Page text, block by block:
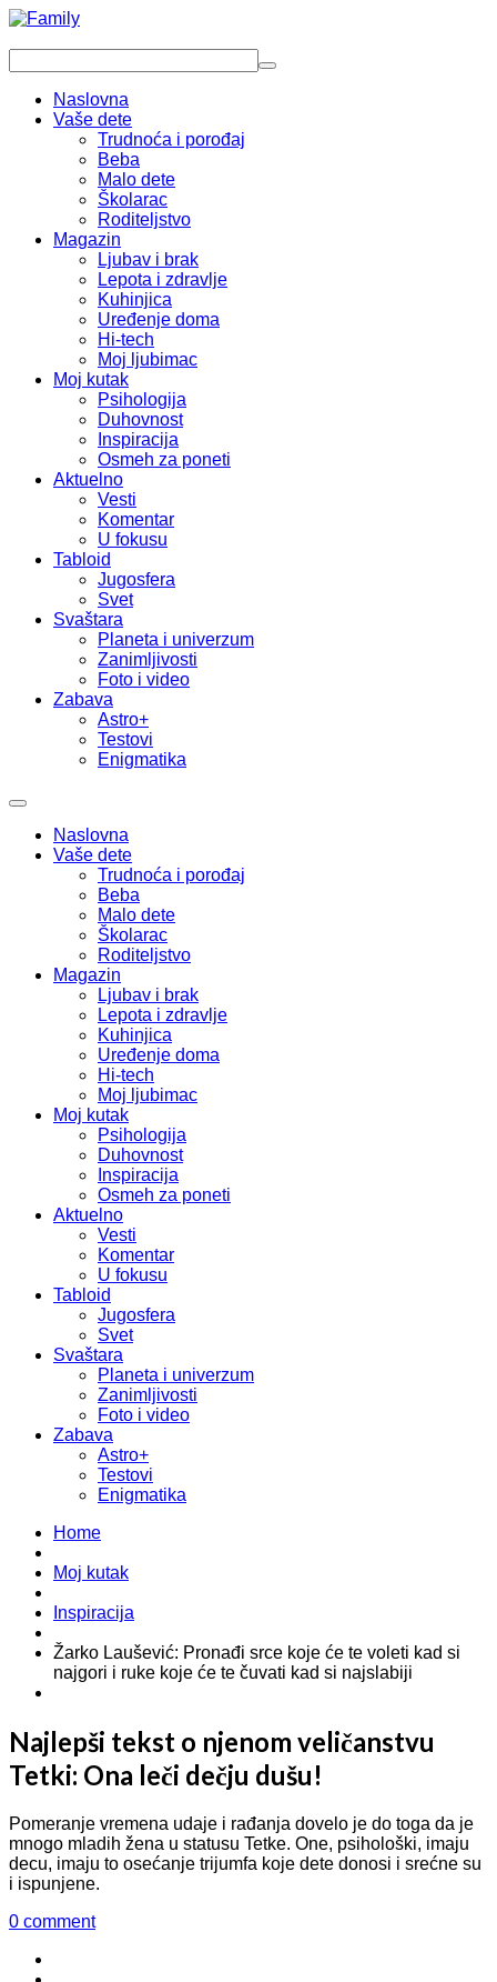
Naslovna
Vaše dete
Trudnoća i porođaj
Beba
Malo dete
Školarac
Roditeljstvo
Magazin
Ljubav i brak
Lepota i zdravlje
Kuhinjica
Uređenje doma
Hi-tech
Moj ljubimac
Moj kutak
Psihologija
Duhovnost
Inspiracija
Osmeh za poneti
Aktuelno
Vesti
Komentar
U fokusu
Tabloid
Jugosfera
Svet
Svaštara
Planeta i univerzum
Zanimljivosti
Foto i video
Zabava
Astro+
Testovi
Enigmatika
Naslovna
Vaše dete
Trudnoća i porođaj
Beba
Malo dete
Školarac
Roditeljstvo
Magazin
Ljubav i brak
Lepota i zdravlje
Kuhinjica
Uređenje doma
Hi-tech
Moj ljubimac
Moj kutak
Psihologija
Duhovnost
Inspiracija
Osmeh za poneti
Aktuelno
Vesti
Komentar
U fokusu
Tabloid
Jugosfera
Svet
Svaštara
Planeta i univerzum
Zanimljivosti
Foto i video
Zabava
Astro+
Testovi
Enigmatika
Home
Moj kutak
Inspiracija
Žarko Laušević: Pronađi srce koje će te voleti kad si
najgori i ruke koje će te čuvati kad si najslabiji
Najlepši tekst o njenom veličanstvu
Tetki: Ona leči dečju dušu!
Pomeranje vremena udaje i rađanja dovelo je do toga da je
mnogo mladih žena u statusu Tetke. One, psihološki, imaju
decu, imaju to osećanje trijumfa koje dete donosi i srećne su
i ispunjene.
0 comment